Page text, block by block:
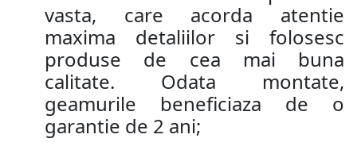
vasta, care acorda atentie
maxima detaliilor si folosesc
produse de cea mai buna
calitate. Odata montate,
geamurile beneficiaza de o
garantie de 2 ani;